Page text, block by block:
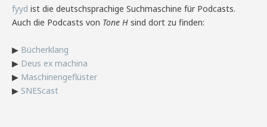
fyyd ist die deutschsprachige Suchmaschine für Podcasts.
Auch die Podcasts von Tone H sind dort zu finden:
▶ Bücherklang
▶ Deus ex machina
▶ Maschinengeflüster
▶ SNEScast